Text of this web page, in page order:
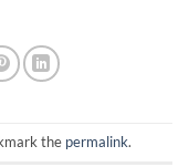
the permalink.